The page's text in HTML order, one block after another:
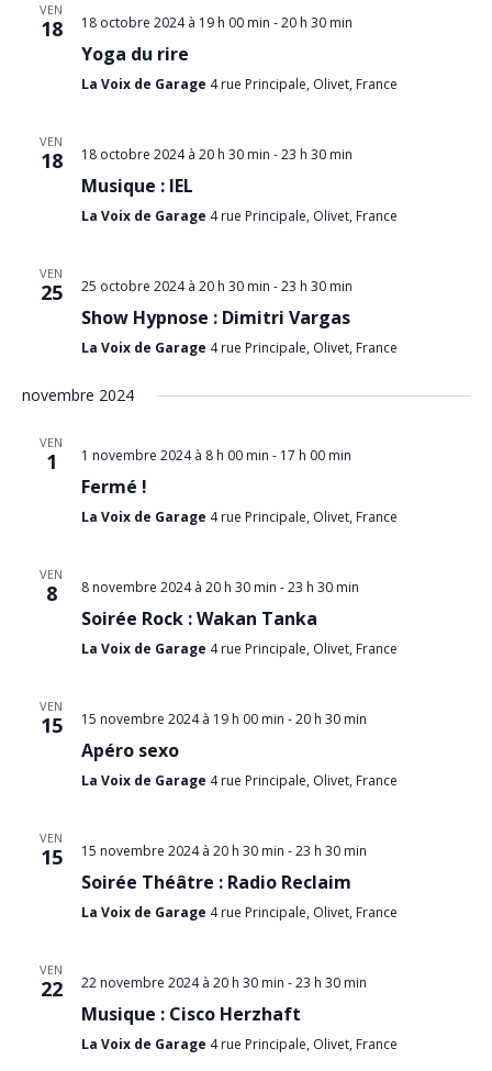
VEN
18 18 octobre 2024 à 19 h 00 min -20 h 30 min
Yoga du rire
La Voix de Garage 4 rue Principale, Olivet, France
VEN
18 18 octobre 2024 à 20 h 30 min -23 h 30 min
Musique : IEL
La Voix de Garage 4 rue Principale, Olivet, France
VEN
25 25 octobre 2024 à 20 h 30 min -23 h 30 min
Show Hypnose : Dimitri Vargas
La Voix de Garage 4 rue Principale, Olivet, France
novembre 2024
VEN
1 1 novembre 2024 à 8 h 00 min - 17 h 00 min
Fermé !
La Voix de Garage 4 rue Principale, Olivet, France
VEN
8 8 novembre 2024 à 20 h 30 min -23 h 30 min
Soirée Rock : Wakan Tanka
La Voix de Garage 4 rue Principale, Olivet, France
VEN
15 15 novembre 2024 à 19 h 00 min -20 h 30 min
Apéro sexo
La Voix de Garage 4 rue Principale, Olivet, France
VEN
15 15 novembre 2024 à 20 h 30 min -23 h 30 min
Soirée Théâtre : Radio Reclaim
La Voix de Garage 4 rue Principale, Olivet, France
VEN
22 22 novembre 2024 à 20 h 30 min -23 h 30 min
Musique : Cisco Herzhaft
La Voix de Garage 4 rue Principale, Olivet, France